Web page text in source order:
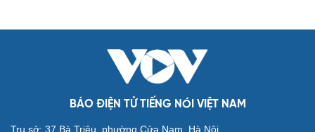
BÁO ĐIỆN TỬ TIẾNG NÓI VIỆT NAM
Trụ sở: 37 Bà Triệu, phường Cửa Nam, Hà Nội